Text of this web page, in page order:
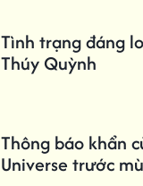
Tình trạng đáng
Thúy Quỳnh
Thông báo khẩn
Universe trước